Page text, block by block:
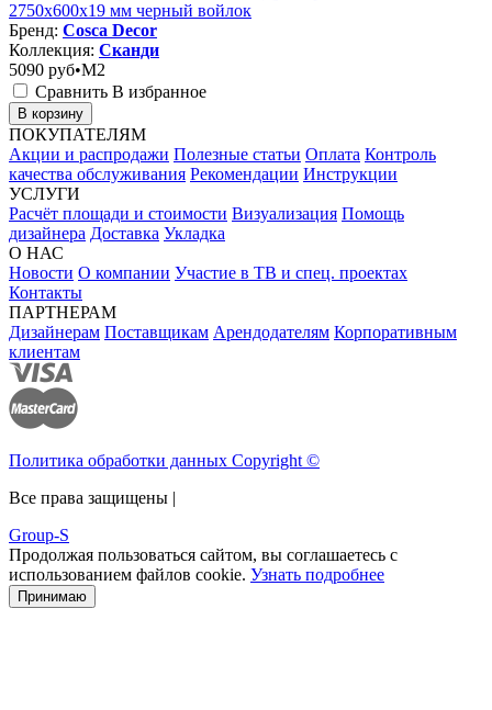
2750x600x19 мм черный войлок
Бренд: Cosca Decor
Коллекция: Сканди
5090 руб•M2
Сравнить В избранное
В корзину
ПОКУПАТЕЛЯМ
Акции и распродажи Полезные статьи Оплата Контроль
качества обслуживания Рекомендации Инструкции
УСЛУГИ
Расчёт площади и стоимости Визуализация Помощь
дизайнера Доставка Укладка
О НАС
Новости О компании Участие в ТВ и спец. проектах
Контакты
ПАРТНЕРАМ
Дизайнерам Поставщикам Арендодателям Корпоративным
клиентам
Политика обработки данных Copyright ©
Все права защищены |
Group-S
Продолжая пользоваться сайтом, вы соглашаетесь с
использованием файлов cookie. Узнать подробнее
Принимаю